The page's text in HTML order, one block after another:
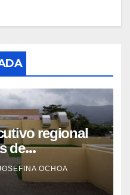
regional
de
OCHOA